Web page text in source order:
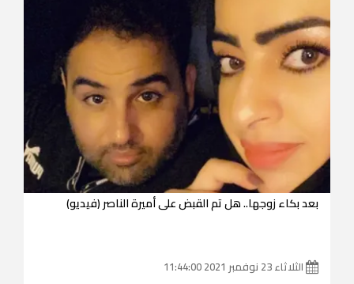
بعد بكاء زوجها.. هل تم القبض على أميرة الناصر (فيديو)
الثلاثاء 23 نوفمبر 2021 11:44:00